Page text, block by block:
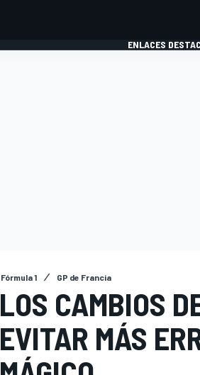
INDYCAR
ENLACES
Fórmula 1 GP de Francia
LOS CAMBIOS
EVITAR MÁS